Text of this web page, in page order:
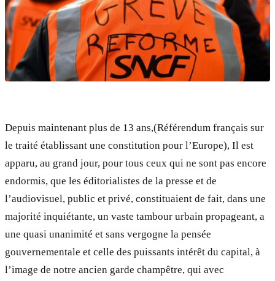
Depuis maintenant plus de 13 ans,(Référendum français sur
le traité établissant une constitution pour l’Europe), Il est
apparu, au grand jour, pour tous ceux qui ne sont pas encore
endormis, que les éditorialistes de la presse et de
l’audiovisuel, public et privé, constituaient de fait, dans une
majorité inquiétante, un vaste tambour urbain propageant, a
une quasi unanimité et sans vergogne la pensée
gouvernementale et celle des puissants intérêt du capital, à
l’image de notre ancien garde champêtre, qui avec